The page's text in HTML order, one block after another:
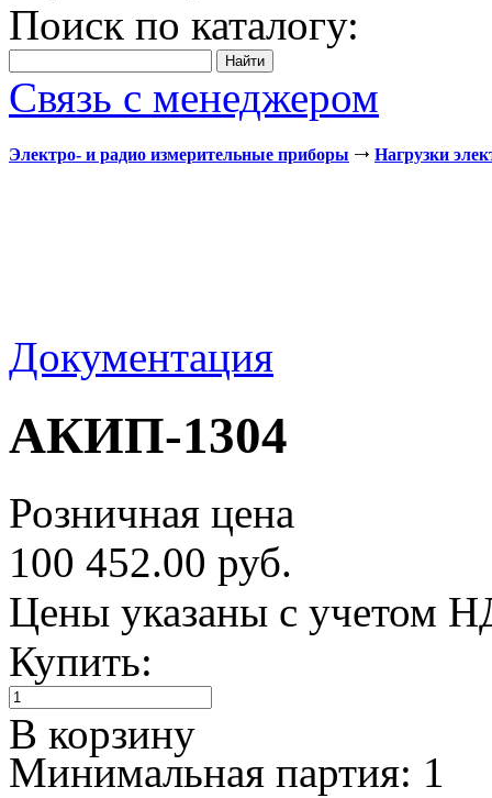
Поиск по каталогу:
Связь с менеджером
Электро- и радио измерительные приборы Нагрузки
Документация
АКИП-1304
Розничная цена
100 452.00 руб.
Цены указаны с учетом
Купить:
В корзину
Минимальная партия: 1